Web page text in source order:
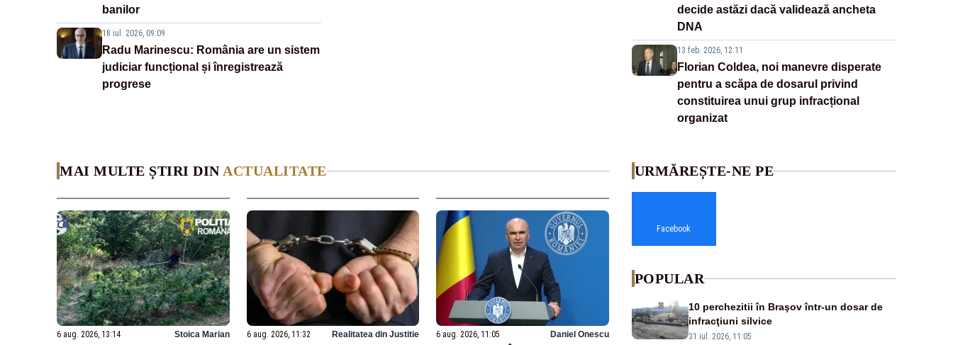
banilor
18 iul. 2026, 09:09
Radu Marinescu: România are un sistem
judiciar funcțional și înregistrează
progrese
decide astăzi dacă validează ancheta
DNA
13 feb. 2026, 12:11
Florian Coldea, noi manevre disperate
pentru a scăpa de dosarul privind
constituirea unui grup infracțional
organizat
MAI MULTE ȘTIRI DIN ACTUALITATE
6 aug. 2026, 13:14 Stoica Marian 6 aug. 2026, 11:32 Realitatea din Justitie 6 aug. 2026, 11:05 Daniel Onescu
URMĂREȘTE-NE PE
Facebook
POPULAR
10 perchezitii în Braşov într-un dosar de
infracţiuni silvice
31 iul. 2026, 11:05